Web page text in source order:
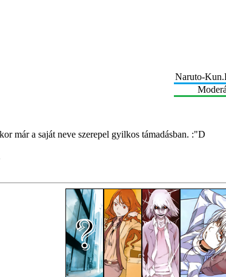
Naruto-
már a saját neve szerepel gyilkos támadásban. :"D